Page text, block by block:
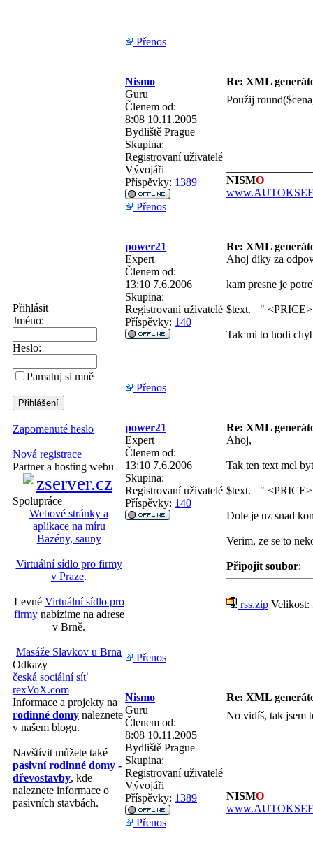
Přihlásit
Jméno:
Heslo:
Pamatuj si mně
Zapomenuté heslo
Nová registrace
Partner a hosting webu
Spolupráce
Webové stránky a
aplikace na míru
Bazény, sauny
Virtuální sídlo pro firmy
v Praze.
Levné Virtuální sídlo pro
firmynabízíme na adrese
v Brně.
Masáže Slavkov u Brna
Odkazy
česká sociální síť
rexVoX.com
Informace a projekty na
rodinné domy naleznete
v našem blogu.
Navštívit můžete také
pasivní rodinné domy -
dřevostavby, kde
naleznete informace o
pasivních stavbách.
Přenos
Nismo
Re: XML
Guru
Členem od:
8:08 10.11.2005
Bydliště Prague
Skupina:
Registrovaní uživatelé
Vývojáři
Příspěvky: 1389
Použij
NISMO
Přenos
power21
Re: XML
Expert
Členem od:
13:10 7.6.2006
Skupina:
Registrovaní uživatelé
Příspěvky: 140
Ahoj diky za
kam presne je
$text.= "
Tak mi to hodi
Přenos
power21
Re: XML
Expert
Členem od:
13:10 7.6.2006
Skupina:
Registrovaní uživatelé
Příspěvky: 140
Ahoj,
Tak ten text mel
$text.= "
Dole je uz snad
Verim, ze se to
Připojit soubor:
rss.zip Velikost:
Přenos
Nismo
Re: XML
Guru
Členem od:
8:08 10.11.2005
Bydliště Prague
Skupina:
Registrovaní uživatelé
Vývojáři
Příspěvky: 1389
No vidíš, tak jsem
NISMO
Přenos